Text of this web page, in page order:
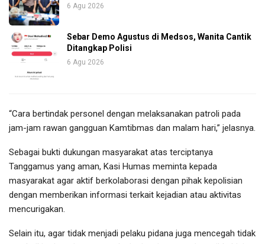
6 Agu 2026
Sebar Demo Agustus di Medsos, Wanita Cantik
Ditangkap Polisi
6 Agu 2026
“Cara bertindak personel dengan melaksanakan patroli pada
jam-jam rawan gangguan Kamtibmas dan malam hari,” jelasnya.
Sebagai bukti dukungan masyarakat atas terciptanya
Tanggamus yang aman, Kasi Humas meminta kepada
masyarakat agar aktif berkolaborasi dengan pihak kepolisian
dengan memberikan informasi terkait kejadian atau aktivitas
mencurigakan.
Selain itu, agar tidak menjadi pelaku pidana juga mencegah tidak